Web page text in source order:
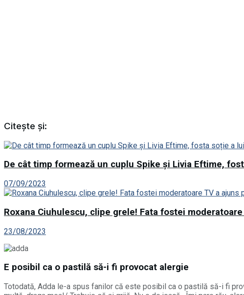
Citește și:
De cât timp formează un cuplu Spike și Livia Eftime,
07/09/2023
Roxana Ciuhulescu, clipe grele! Fata fostei
23/08/2023
E posibil ca o pastilă să-i fi provocat alergie
Totodată, Adda le-a spus fanilor că este posibil ca o pastilă să-i fi